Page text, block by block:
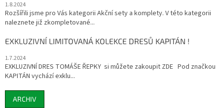
1.8.2024
Rozšířili jsme pro Vás kategorii Akční sety a komplety. V této kategorii
naleznete již zkompletované...
EXKLUZIVNÍ LIMITOVANÁ KOLEKCE DRESŮ KAPITÁN !
1.7.2024
EXKLUZIVNÍ DRES TOMÁŠE ŘEPKY si můžete zakoupit ZDE Pod značkou
KAPITÁN vychází exklu...
ARCHIV